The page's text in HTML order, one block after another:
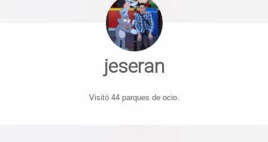
jeseran
Visitó 44 parques de ocio.